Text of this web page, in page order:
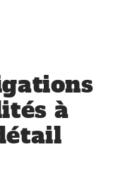
à